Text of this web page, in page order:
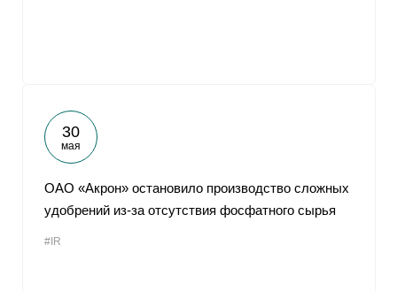
30
мая
ОАО «Акрон» остановило производство сложных
удобрений из-за отсутствия фосфатного сырья
#IR